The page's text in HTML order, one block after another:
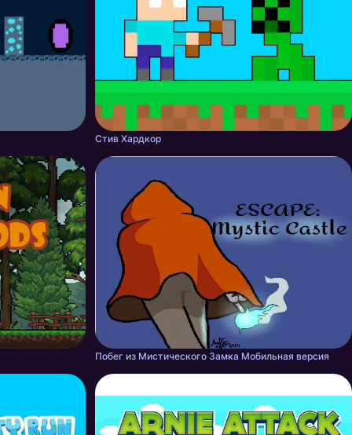
Стив Хардкор
Побег из Мистического Замка Мобильная версия